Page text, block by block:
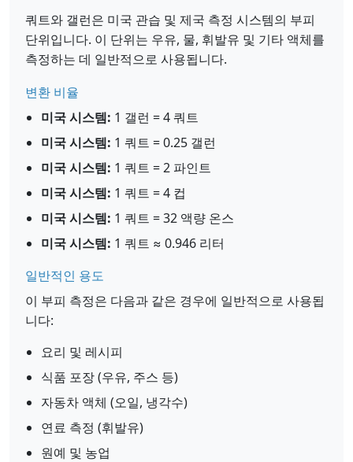
쿼트와 갤런은 미국 관습 및 제국 측정 시스템의 부피
단위입니다. 이 단위는 우유, 물, 휘발유 및 기타 액체를
측정하는 데 일반적으로 사용됩니다.
변환 비율
미국 시스템: 1 갤런 = 4 쿼트
미국 시스템: 1 쿼트 = 0.25 갤런
미국 시스템: 1 쿼트 = 2 파인트
미국 시스템: 1 쿼트 = 4 컵
미국 시스템: 1 쿼트 = 32 액량 온스
미국 시스템: 1 쿼트 ≈ 0.946 리터
일반적인 용도
이 부피 측정은 다음과 같은 경우에 일반적으로 사용됩
니다:
요리 및 레시피
식품 포장 (우유, 주스 등)
자동차 액체 (오일, 냉각수)
연료 측정 (휘발유)
원예 및 농업